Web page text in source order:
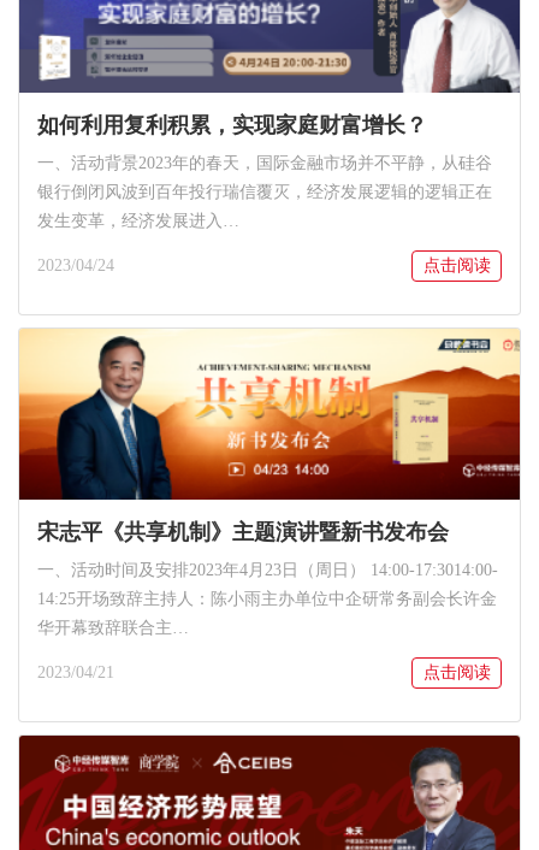
如何利用复利积累，实现家庭财富增长？
一、活动背景2023年的春天，国际金融市场并不平静，从硅谷
银行倒闭风波到百年投行瑞信覆灭，经济发展逻辑的逻辑正在
发生变革，经济发展进入…
2023/04/24 点击阅读
宋志平《共享机制》主题演讲暨新书发布会
一、活动时间及安排2023年4月23日（周日） 14:00-17:3014:00-
14:25开场致辞主持人：陈小雨主办单位中企研常务副会长许金
华开幕致辞联合主…
2023/04/21 点击阅读